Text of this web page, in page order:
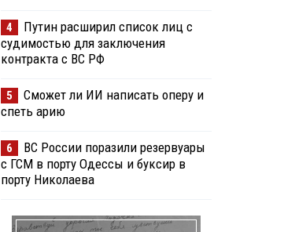
4
Путин расширил список лиц с
судимостью для заключения
контракта с ВС РФ
5
Сможет ли ИИ написать оперу и
спеть арию
6
ВС России поразили резервуары
с ГСМ в порту Одессы и буксир в
порту Николаева